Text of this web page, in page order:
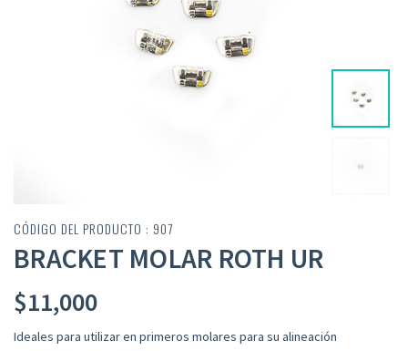
CÓDIGO DEL PRODUCTO : 907
BRACKET MOLAR ROTH UR
$11,000
Ideales para utilizar en primeros molares para su alineación